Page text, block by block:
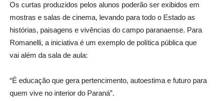
Os curtas produzidos pelos alunos poderão ser exibidos em
mostras e salas de cinema, levando para todo o Estado as
histórias, paisagens e vivências do campo paranaense. Para
Romanelli, a iniciativa é um exemplo de política pública que
vai além da sala de aula:
“É educação que gera pertencimento, autoestima e futuro para
quem vive no interior do Paraná”.